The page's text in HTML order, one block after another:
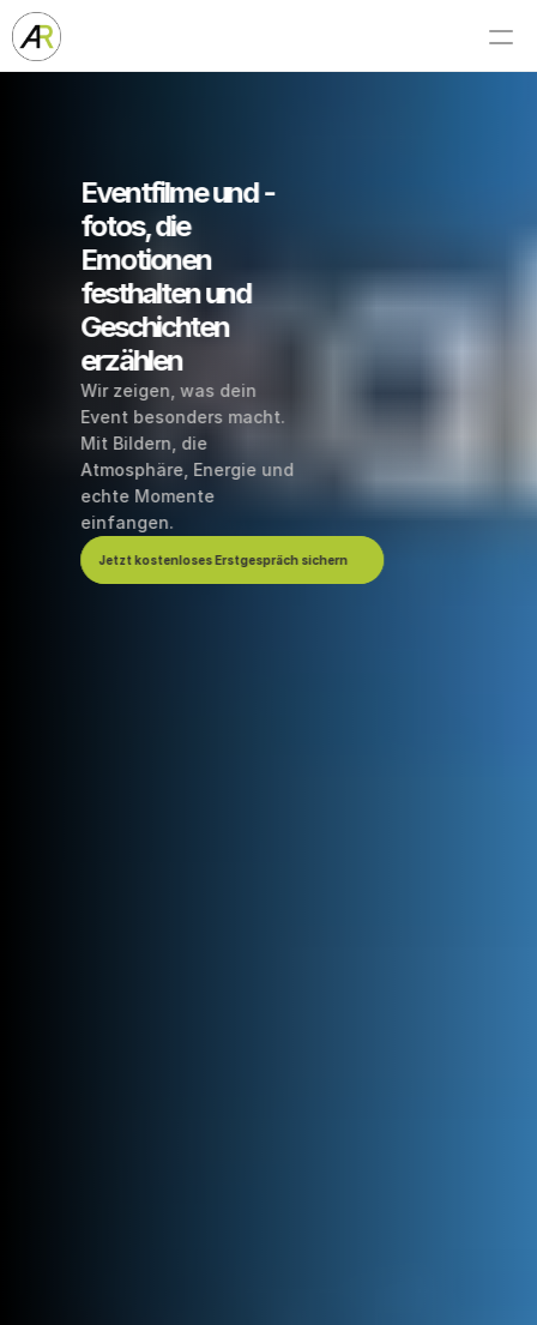
Eventfilme und -
fotos, die
Emotionen
festhalten und
Geschichten
erzählen
Wir zeigen, was dein
Event besonders macht.
Mit Bildern, die
Atmosphäre, Energie und
echte Momente
einfangen.
Jetzt kostenloses Erstgespräch sichern